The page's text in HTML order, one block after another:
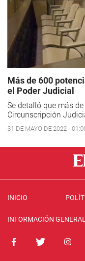
Más de 600
el Poder Judicial
Se detalló que más
Circunscripción
31 DE MAYO DE 2022 -
INICIO
INFORMACIÓN GENERAL